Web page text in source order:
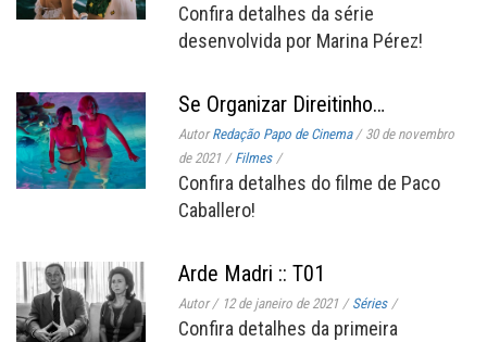
Confira detalhes da série
desenvolvida por Marina Pérez!
Se Organizar Direitinho…
AutorRedação Papo de Cinema / 30 de novembro
de 2021 / Filmes /
Confira detalhes do filme de Paco
Caballero!
Arde Madri :: T01
Autor/ 12 de janeiro de 2021 / Séries /
Confira detalhes da primeira